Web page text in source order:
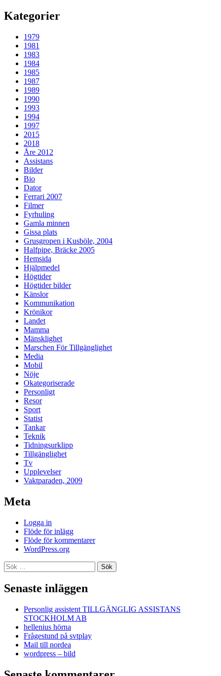
Kategorier
1979
1981
1983
1984
1985
1987
1989
1990
1993
1994
1997
2015
2018
Åre 2012
Assistans
Bilder
Bio
Dator
Ferrari 2007
Filmer
Fyrhuling
Gamla minnen
Gissa plats
Grusgropen i Kusböle, 2004
Halfpipe, Bräcke 2005
Hemsida
Hjälpmedel
Högtider
Högtider bilder
Känslor
Kommunikation
Krönikor
Landet
Mamma
Mänsklighet
Marschen För Tillgänglighet
Media
Mobil
Nöje
Okategoriserade
Personligt
Resor
Sport
Statist
Tankar
Teknik
Tidningsurklipp
Tillgänglighet
Tv
Upplevelser
Vaktparaden, 2009
Meta
Logga in
Flöde för inlägg
Flöde för kommentarer
WordPress.org
Sök
efter:
Senaste inläggen
Personlig assistent TILLGÄNGLIG ASSISTANS
STOCKHOLM AB
hellenius hörna
Frågestund på svtplay
Mail till nordea
wordpress – bild